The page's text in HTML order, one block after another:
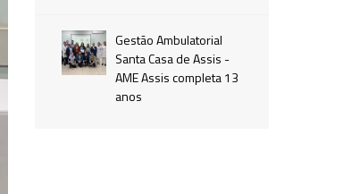
Gestão Ambulatorial
Santa Casa de Assis -
AME Assis completa 13
anos